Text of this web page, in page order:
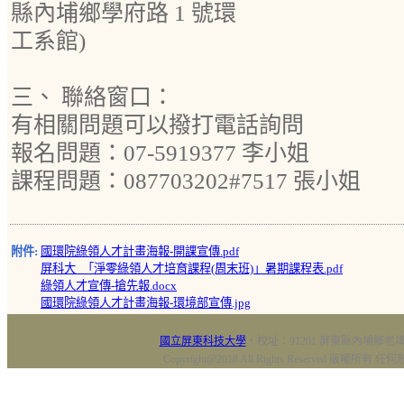
縣內埔鄉學府路 1 號環
工系館)
三、 聯絡窗口：
有相關問題可以撥打電話詢問
報名問題：07-5919377 李小姐
課程問題：087703202#7517 張小姐
附件: 國環院綠領人才計畫海報-開課宣傳.pdf
屏科大_「淨零綠領人才培育課程(周末班)」暑期課程表.pdf
綠領人才宣傳-搶先報.docx
國環院綠領人才計畫海報-環境部宣傳.jpg
國立屏東科技大學‧校址：91201 屏東縣內埔鄉老